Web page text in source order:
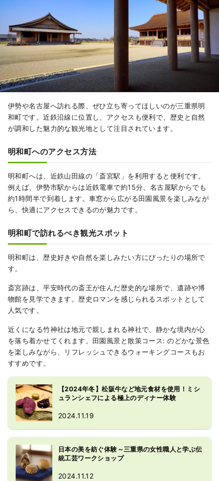
伊勢や名古屋へ訪れる際、ぜひ立ち寄ってほしいのが三重県明
和町です。近鉄沿線に位置し、アクセスも便利で、歴史と自然
が調和した魅力的な観光地として注目されています。
明和町へのアクセス方法
明和町へは、近鉄山田線の「斎宮駅」を利用すると便利です。
例えば、伊勢市駅からは近鉄電車で約15分、名古屋駅からでも
約1時間半で到着します。車窓から広がる田園風景を楽しみなが
ら、快適にアクセスできるのが魅力です。
明和町で訪れるべき観光スポット
明和町は、歴史好きや自然を楽しみたい方にぴったりの場所で
す。
斎宮跡は、平安時代の斎王が住んだ歴史的な場所で、遺跡や博
物館を見学できます。歴史ロマンを感じられるスポットとして
人気です。
近くになる竹神社は地元で親しまれる神社で、静かな境内が心
を落ち着かせてくれます。田園風景と散策コース: のどかな景色
を楽しみながら、リフレッシュできるウォーキングコースもお
すすめです。
【2024年冬】松阪牛など地元食材を使用！ミシ
ュランシェフによる極上のディナー体験
2024.11.19
日本の美を紡ぐ体験～三重県の女性職人と学ぶ伝
統工芸ワークショップ
2024.11.12